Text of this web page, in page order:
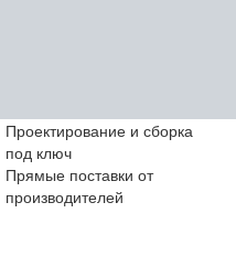
Проектирование и сборка
под ключ
Прямые поставки от
производителей